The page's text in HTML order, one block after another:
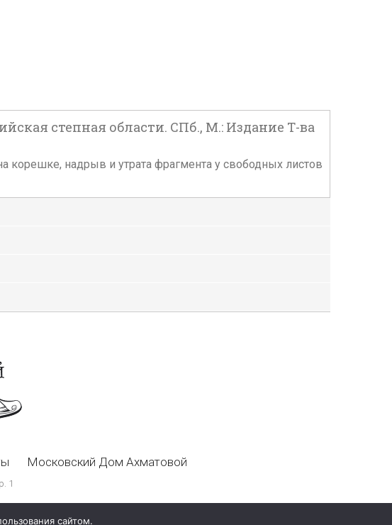
степная области. СПб., М.: Издание Т-ва
корешке, надрыв и утрата фрагмента у свободных листов
Московский Дом Ахматовой
1
сайтом.